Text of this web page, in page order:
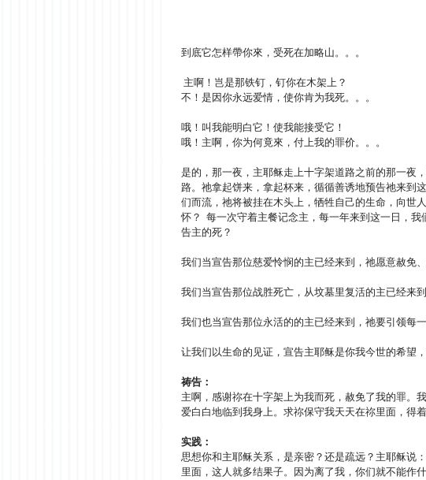
到底它怎样帶你來，受死在加略山。。。
主啊！岂是那铁钉，钉你在木架上？
不！是因你永远爱情，使你肯为我死。。。
哦！叫我能明白它！使我能接受它！
哦！主啊，你为何竟來，付上我的罪价。。。
是的，那一夜，主耶稣走上十字架道路之前的那一夜
路。祂拿起饼来，拿起杯来，循循善诱地预告祂来到
们而流，祂将被挂在木头上，牺牲自己的生命，向世
怀？  每一次守着主餐记念主，每一年来到这一日，
告主的死？
我们当宣告那位慈爱怜悯的主已经来到，祂愿意赦免
我们当宣告那位战胜死亡，从坟墓里复活的主已经来
我们也当宣告那位永活的的主已经来到，祂要引领每
让我们以生命的见证，宣告主耶稣是你我今世的希望
祷告：
主啊，感谢祢在十字架上为我而死，赦免了我的罪。
爱白白地临到我身上。求祢保守我天天在祢里面，得着
实践：
思想你和主耶稣关系，是亲密？还是疏远？主耶稣说
里面，这人就多结果子。因为离了我，你们就不能作